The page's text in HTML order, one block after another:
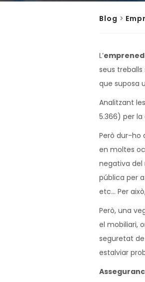
Blog >
L’
seus treballs
que suposa
Analitzant
5.366) per
Però dur-ho
en moltes
negativa del
pública per
etc… Per
Però, una
el mobiliari,
seguretat
estalviar